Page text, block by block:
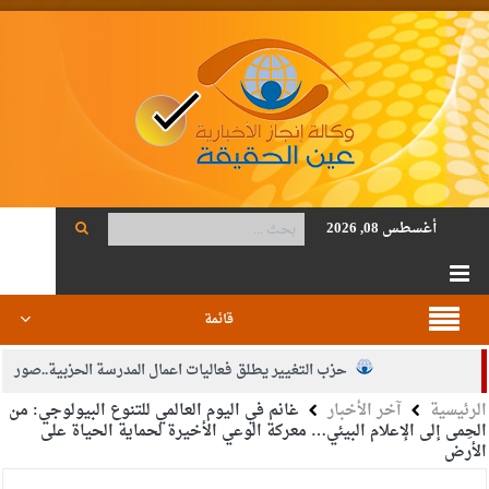
أغسطس 08, 2026
قائمة
حزب التغيير يطلق فعاليات اعمال المدرسة الحزبية..صور
الجيش يفتح باب التجنيد لحملة البكالوريوس في الحقوق والقانون
بيان اجتماع عمّان:دعم الوصاية الهاشمية التاريخية على المقدسات
الرئيسية آخر الأخبار غانم في اليوم العالمي للتنوع البيولوجي: من
الحِمى إلى الإعلام البيئي… معركة الوعي الأخيرة لحماية الحياة على
الأرض